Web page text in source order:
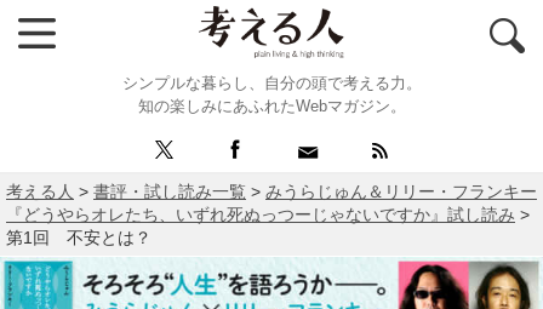
シンプルな暮らし、自分の頭で考える力。
知の楽しみにあふれたWebマガジン。
考える人 > 書評・試し読み一覧 > みうらじゅん＆リリー・フランキー
『どうやらオレたち、いずれ死ぬっつーじゃないですか』試し読み >
第1回 不安とは？